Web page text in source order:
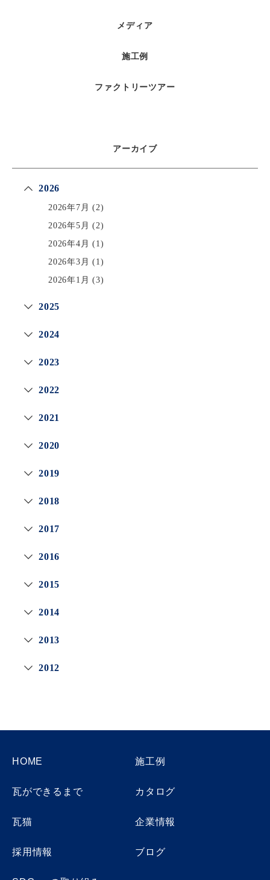
メディア
施工例
ファクトリーツアー
アーカイブ
2026
2026年7月 (2)
2026年5月 (2)
2026年4月 (1)
2026年3月 (1)
2026年1月 (3)
2025
2024
2023
2022
2021
2020
2019
2018
2017
2016
2015
2014
2013
2012
HOME 施工例
瓦ができるまで カタログ
瓦猫 企業情報
採用情報 ブログ